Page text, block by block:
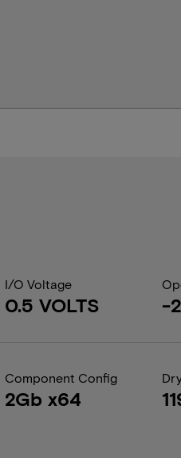
I/O Voltage
0.5 VOLTS -
Component Config
2Gb x64